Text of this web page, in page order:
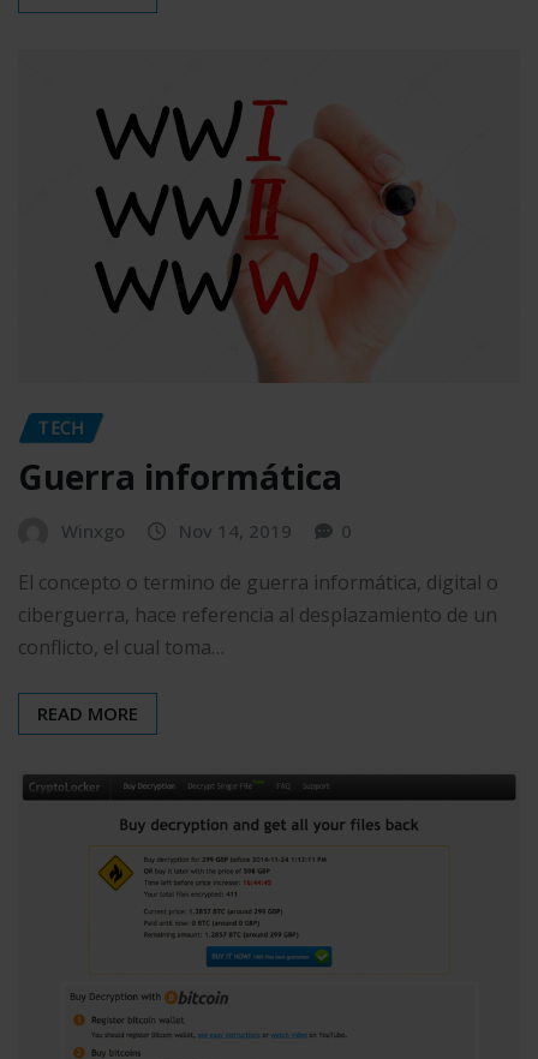
TECH
Guerra informática
Winxgo Nov 14, 2019 0
El concepto o termino de guerra informática, digital o
ciberguerra, hace referencia al desplazamiento de un
conflicto, el cual toma…
READ MORE